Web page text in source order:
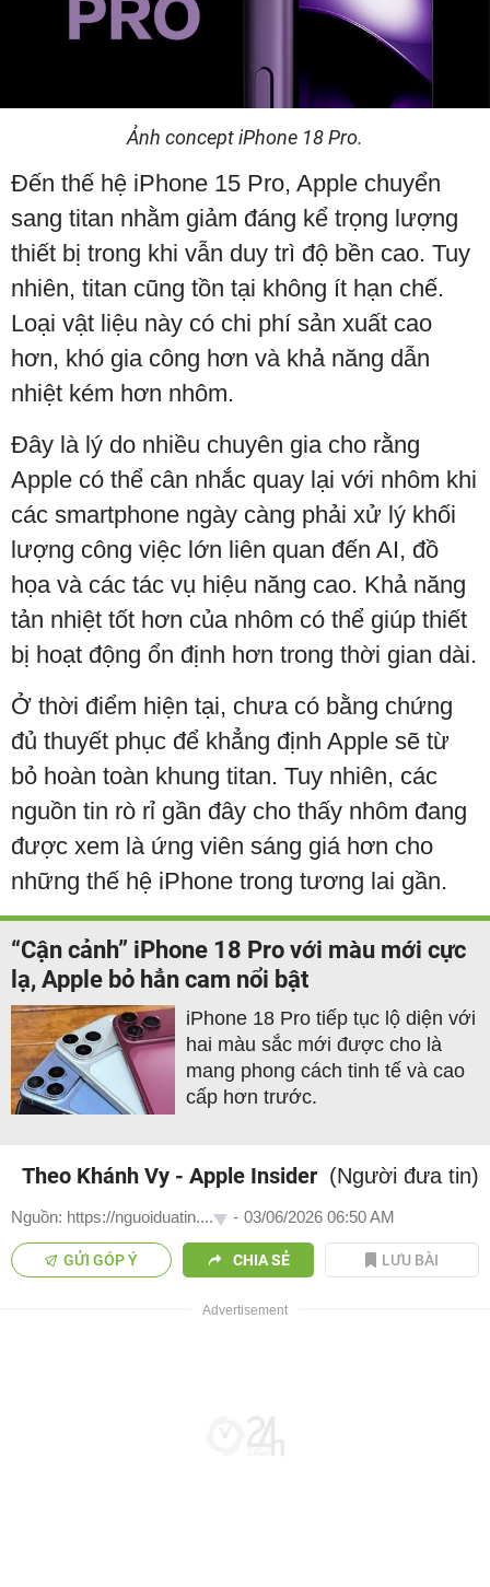
Ảnh concept iPhone 18 Pro.
Đến thế hệ iPhone 15 Pro, Apple chuyển
sang titan nhằm giảm đáng kể trọng lượng
thiết bị trong khi vẫn duy trì độ bền cao. Tuy
nhiên, titan cũng tồn tại không ít hạn chế.
Loại vật liệu này có chi phí sản xuất cao
hơn, khó gia công hơn và khả năng dẫn
nhiệt kém hơn nhôm.
Đây là lý do nhiều chuyên gia cho rằng
Apple có thể cân nhắc quay lại với nhôm khi
các smartphone ngày càng phải xử lý khối
lượng công việc lớn liên quan đến AI, đồ
họa và các tác vụ hiệu năng cao. Khả năng
tản nhiệt tốt hơn của nhôm có thể giúp thiết
bị hoạt động ổn định hơn trong thời gian dài.
Ở thời điểm hiện tại, chưa có bằng chứng
đủ thuyết phục để khẳng định Apple sẽ từ
bỏ hoàn toàn khung titan. Tuy nhiên, các
nguồn tin rò rỉ gần đây cho thấy nhôm đang
được xem là ứng viên sáng giá hơn cho
những thế hệ iPhone trong tương lai gần.
“Cận cảnh” iPhone 18 Pro với màu mới cực
lạ, Apple bỏ hẳn cam nổi bật
iPhone 18 Pro tiếp tục lộ diện với
hai màu sắc mới được cho là
mang phong cách tinh tế và cao
cấp hơn trước.
Theo Khánh Vy - Apple Insider (Người đưa tin)
Nguồn: https://nguoiduatin.... - 03/06/2026 06:50 AM
GỬI GÓP Ý CHIA SẺ LƯU BÀI